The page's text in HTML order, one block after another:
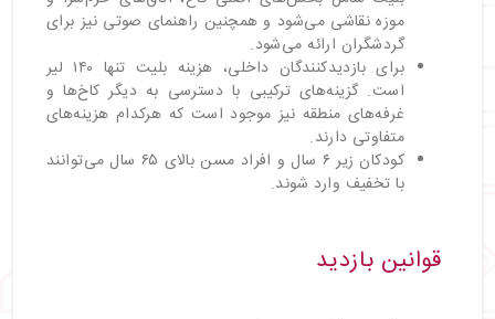
موزه نقاشی می‌شود و همچنین راهنمای صوتی نیز برای
گردشگران ارائه می‌شود.
برای بازدیدکنندگان داخلی، هزینه بلیت تنها ۱۴۰ لیر
است. گزینه‌های ترکیبی با دسترسی به دیگر کاخ‌ها و
غرفه‌های منطقه نیز موجود است که هرکدام هزینه‌های
متفاوتی دارند.
کودکان زیر ۶ سال و افراد مسن بالای ۶۵ سال می‌توانند
با تخفیف وارد شوند.
قوانین بازدید